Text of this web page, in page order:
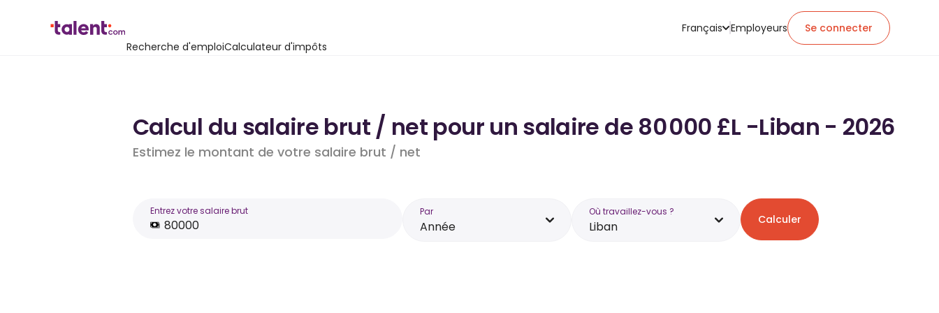
Recherche d'emploiCalculateur d'impôts
Français Employeurs Se connecter
Calcul du salaire brut / net pour un salaire de 80 000 £L -Liban - 2026
Estimez le montant de votre salaire brut / net
Entrez votre salaire brut Par
Année
Où travaillez-vous ?
Liban Calculer